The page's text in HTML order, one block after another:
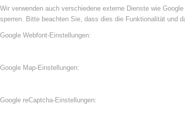
Wir verwenden auch verschiedene externe Dienste wie
sperren. Bitte beachten Sie, dass dies die Funktionalität und
Google Webfont-Einstellungen:
Google Map-Einstellungen:
Google reCaptcha-Einstellungen: